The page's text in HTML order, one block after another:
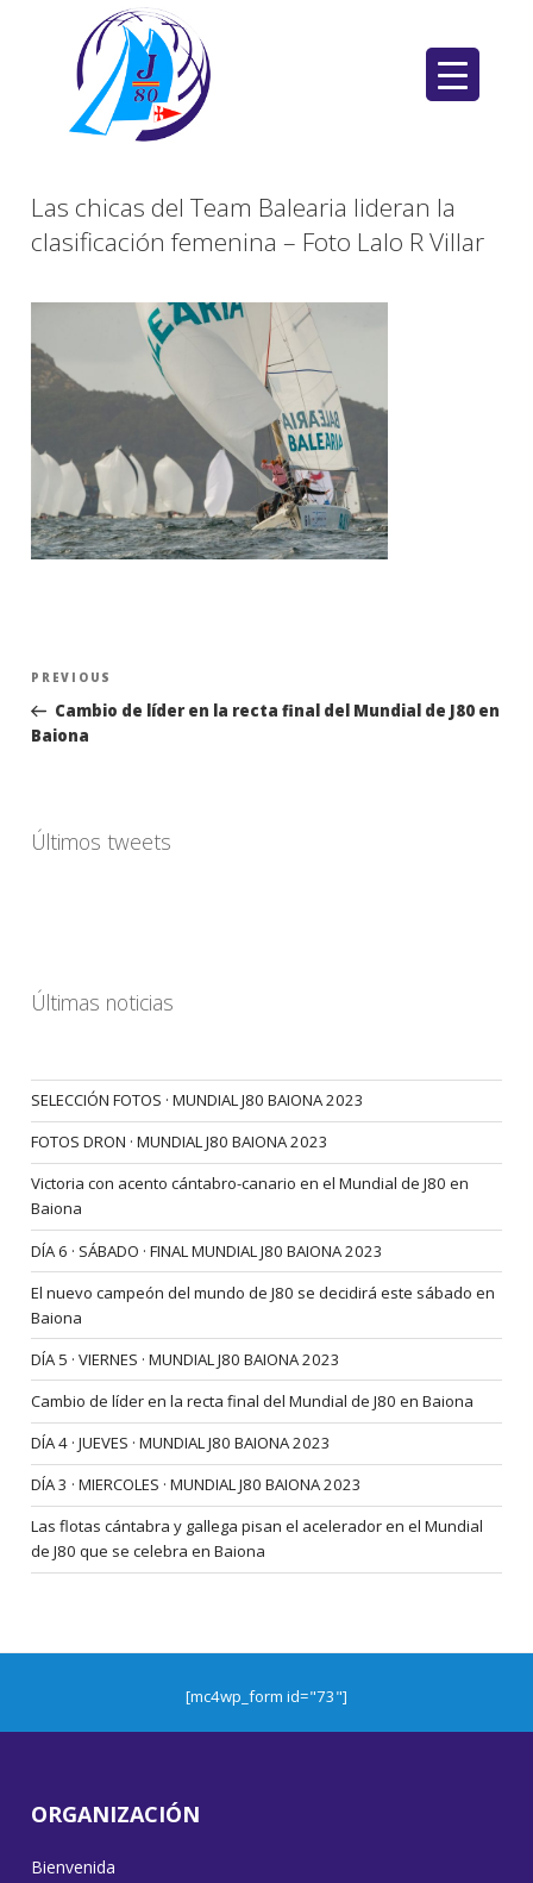
Las chicas del Team Balearia lideran la
clasificación femenina – Foto Lalo R Villar
Navegación
entradas
Previous
Post
PREVIOUS
Cambio de líder en la recta final del Mundial de J80 en
Baiona
Últimos tweets
Últimas noticias
SELECCIÓN FOTOS · MUNDIAL J80 BAIONA 2023
FOTOS DRON · MUNDIAL J80 BAIONA 2023
Victoria con acento cántabro-canario en el Mundial de J80 en
Baiona
DÍA 6 · SÁBADO · FINAL MUNDIAL J80 BAIONA 2023
El nuevo campeón del mundo de J80 se decidirá este sábado en
Baiona
DÍA 5 · VIERNES · MUNDIAL J80 BAIONA 2023
Cambio de líder en la recta final del Mundial de J80 en Baiona
DÍA 4 · JUEVES · MUNDIAL J80 BAIONA 2023
DÍA 3 · MIERCOLES · MUNDIAL J80 BAIONA 2023
Las flotas cántabra y gallega pisan el acelerador en el Mundial
de J80 que se celebra en Baiona
[mc4wp_form id="73"]
ORGANIZACIÓN
Bienvenida